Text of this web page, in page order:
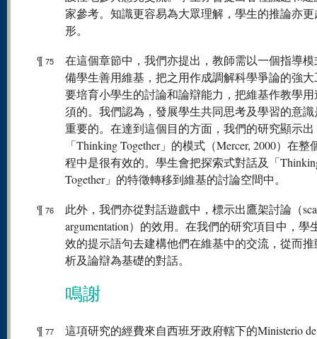
家參考。知識更容易為大眾理解，學生的推論亦更
形。
¶ 75
在這個章節中，我們亦提出，教師需以一個指導
備學生善用維基，把之用作成調解科學爭論的強
要培育小學生的討論和論辯能力，把維基作教學
須的。我們認為，發展學生共同思考及學習的意
重要的。在達到這個目的方面，我們的研究顯示出
「Thinking Together」的模式（Mercer, 2000）在整
程中是很有效的。學生會把探索式對話及「
Together」的特徵轉移到維基的討論空間中。
¶ 76
此外，我們亦從對話遊戲中，標示出鷹架討論（
argumentation）的效用。在我們的研究項目中，學
效的提示語句去建構他們在維基中的交流，從而
析及論辯為基礎的對話。
鳴謝
¶ 77
這項研究的經費來自西班牙政府轄下的Ministerio de